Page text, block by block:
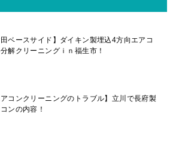
田ベースサイド】ダイキン製埋込4方向エアコ
解クリーニングｉｎ福生市！
アコンクリーニングのトラブル】立川で長府製
ンの内容！